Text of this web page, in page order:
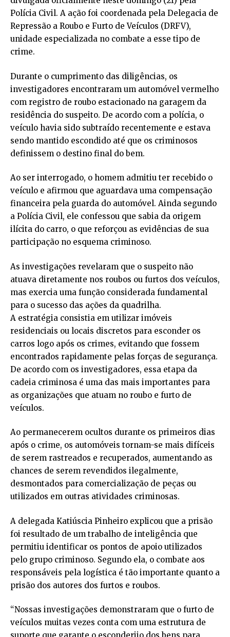
Polícia Civil. A ação foi coordenada pela Delegacia de
Repressão a Roubo e Furto de Veículos (DRFV),
unidade especializada no combate a esse tipo de
crime.
Durante o cumprimento das diligências, os
investigadores encontraram um automóvel vermelho
com registro de roubo estacionado na garagem da
residência do suspeito. De acordo com a polícia, o
veículo havia sido subtraído recentemente e estava
sendo mantido escondido até que os criminosos
definissem o destino final do bem.
Ao ser interrogado, o homem admitiu ter recebido o
veículo e afirmou que aguardava uma compensação
financeira pela guarda do automóvel. Ainda segundo
a Polícia Civil, ele confessou que sabia da origem
ilícita do carro, o que reforçou as evidências de sua
participação no esquema criminoso.
As investigações revelaram que o suspeito não
atuava diretamente nos roubos ou furtos dos veículos,
mas exercia uma função considerada fundamental
para o sucesso das ações da quadrilha.
A estratégia consistia em utilizar imóveis
residenciais ou locais discretos para esconder os
carros logo após os crimes, evitando que fossem
encontrados rapidamente pelas forças de segurança.
De acordo com os investigadores, essa etapa da
cadeia criminosa é uma das mais importantes para
as organizações que atuam no roubo e furto de
veículos.
Ao permanecerem ocultos durante os primeiros dias
após o crime, os automóveis tornam-se mais difíceis
de serem rastreados e recuperados, aumentando as
chances de serem revendidos ilegalmente,
desmontados para comercialização de peças ou
utilizados em outras atividades criminosas.
A delegada Katiúscia Pinheiro explicou que a prisão
foi resultado de um trabalho de inteligência que
permitiu identificar os pontos de apoio utilizados
pelo grupo criminoso. Segundo ela, o combate aos
responsáveis pela logística é tão importante quanto a
prisão dos autores dos furtos e roubos.
“Nossas investigações demonstraram que o furto de
veículos muitas vezes conta com uma estrutura de